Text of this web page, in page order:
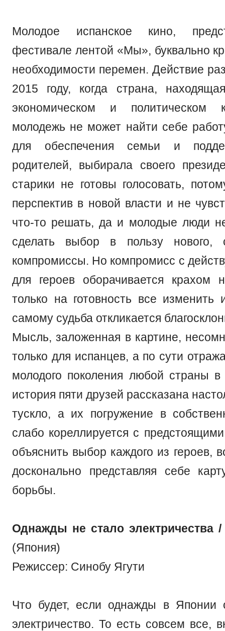
Молодое испанское кино,
фестивале лентой «Мы», буквально
необходимости перемен. Действие
2015 году, когда страна,
экономическом и политическом
молодежь не может найти себе
для обеспечения семьи и
родителей, выбирала своего
старики не готовы голосовать,
перспектив в новой власти и не
что-то решать, да и молодые люди
сделать выбор в пользу нового,
компромиссы. Но компромисс с
для героев оборачивается
только на готовность все изменить
самому судьба откликается
Мысль, заложенная в картине,
только для испанцев, а по сути
молодого поколения любой страны
история пяти друзей рассказана
тускло, а их погружение в
слабо кореллируется с
объяснить выбор каждого из героев,
досконально представляя себе
борьбы.
Однажды не стало электричества
(Япония)
Режиссер: Синобу Ягути
Что будет, если однажды в Японии
электричество. То есть совсем все,